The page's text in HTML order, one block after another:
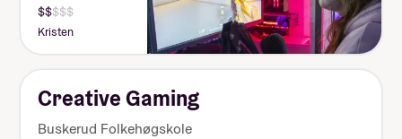
Kristen
Creative Gaming
Buskerud Folkehøgskole